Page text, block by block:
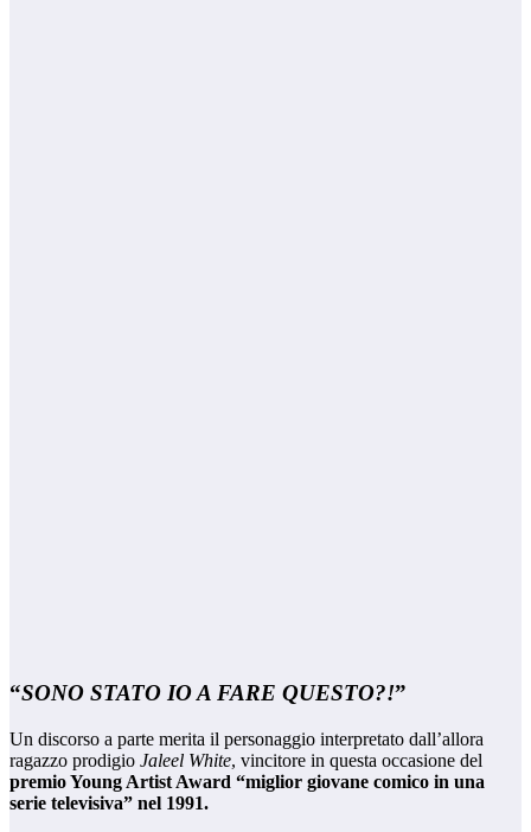
“SONO STATO IO A FARE QUESTO?!”
Un discorso a parte merita il personaggio interpretato dall’allora
ragazzo prodigio Jaleel White, vincitore in questa occasione del
premio Young Artist Award “miglior giovane comico in una
serie televisiva” nel 1991.